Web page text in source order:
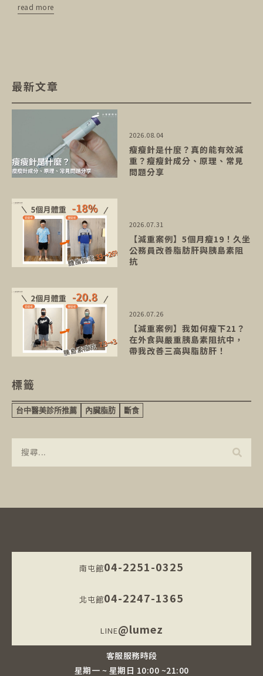
read more
最新文章
瘦瘦針是什麼？真的能有效減
重？瘦瘦針成分、原理、常見
問題分享
2026.08.04
【減重案例】5個月瘦19！久坐
公務員改善脂肪肝與胰島素阻
抗
2026.07.31
【減重案例】我如何瘦下21？
在外食與嚴重胰島素阻抗中，
帶我改善三高與脂肪肝！
2026.07.26
標籤
台中醫美診所推薦 內臟脂肪 斷食
南屯館04-2251-0325
北屯館04-2247-1365
LINE@lumez
客服服務時段
星期一 ~ 星期日 10:00 ~21:00